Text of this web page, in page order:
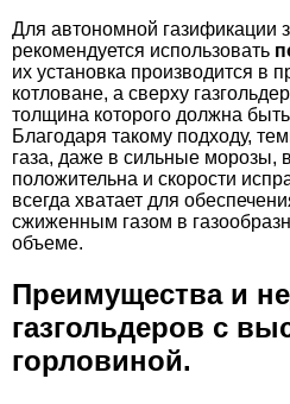
Для автономной газификации
рекомендуется использовать
их установка производится в
котловане, а сверху
толщина которого должна
Благодаря такому подходу,
газа, даже в сильные морозы,
положительна и скорости
всегда хватает для
сжиженным газом в
объеме.
Преимущества и
газгольдеров с
горловиной.